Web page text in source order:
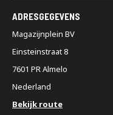
ADRESGEGEVENS
Magazijnplein BV
Einsteinstraat 8
7601 PR Almelo
Nederland
Bekijk route